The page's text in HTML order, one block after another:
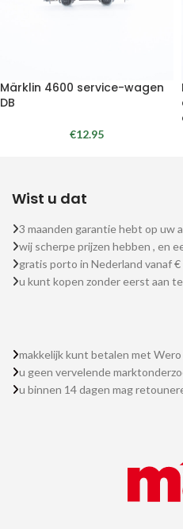
Märklin 4600 service-wagen
DB
€12.95
Wist u dat
3 maanden garantie hebt op uw
wij scherpe prijzen hebben , en
gratis porto in Nederland vanaf
u kunt kopen zonder eerst aan
makkelijk kunt betalen met
u geen vervelende
u binnen 14 dagen mag